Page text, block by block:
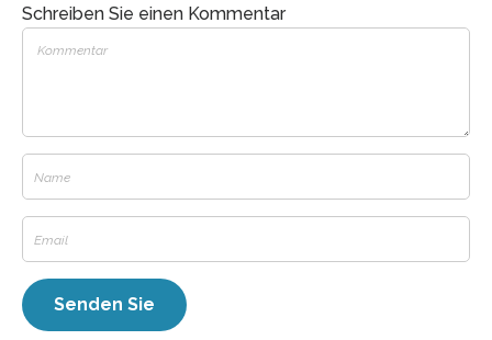
Schreiben Sie einen Kommentar